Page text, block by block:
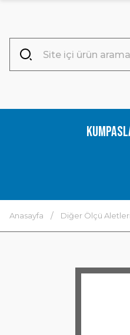
Anasayfa Diğer Ölçü Aletleri